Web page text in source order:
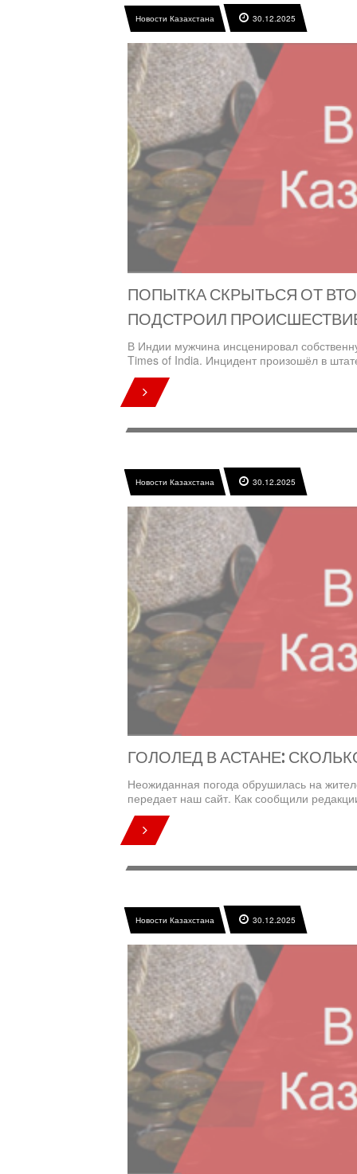
Новости Казахстана 30.12.2025
ПОПЫТКА СКРЫТЬСЯ ОТ
ПОДСТРОИЛ
В Индии мужчина инсценировал
Times of India. Инцидент произошёл в
Новости Казахстана 30.12.2025
ГОЛОЛЕД В АСТАНЕ:
Неожиданная погода обрушилась на
передает наш сайт. Как сообщили
Новости Казахстана 30.12.2025